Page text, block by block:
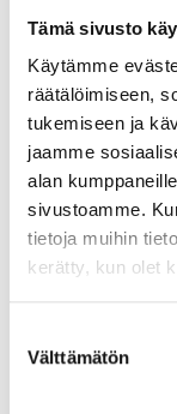
Tämä sivusto
Käytämme
räätälöimiseen,
tukemiseen ja
jaamme
alan
sivustoamme.
tietoja muihin
kerätty, kun olet
valinta
Välttämätön
1783201405
1783201605
1783202405